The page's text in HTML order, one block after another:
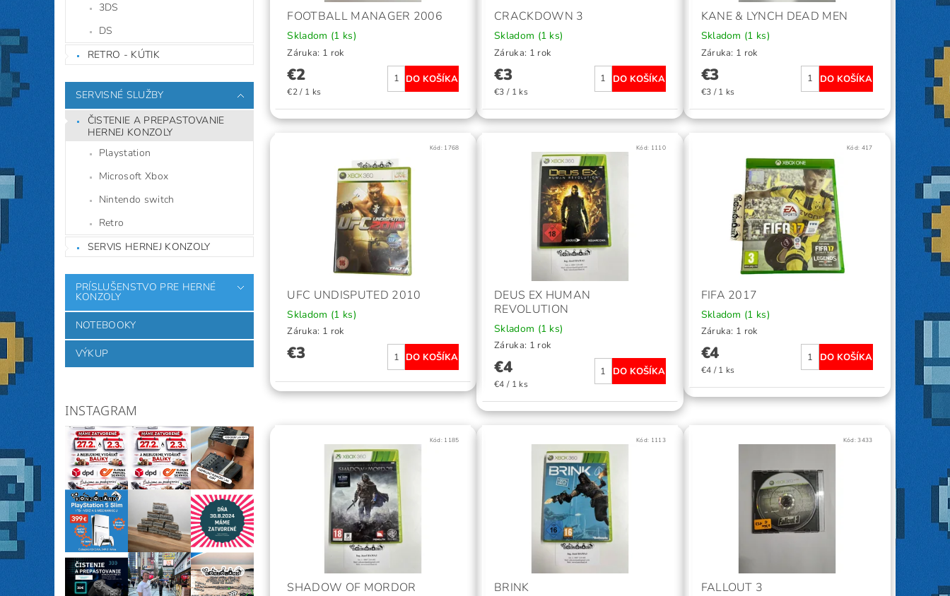
3DS
DS
RETRO - KÚTIK
SERVISNÉ SLUŽBY
ČISTENIE A PREPASTOVANIE
HERNEJ KONZOLY
Playstation
Microsoft Xbox
Nintendo switch
Retro
SERVIS HERNEJ KONZOLY
PRÍSLUŠENSTVO PRE HERNÉ
KONZOLY
NOTEBOOKY
VÝKUP
INSTAGRAM
FOOTBALL MANAGER 2006
Skladom (1 ks)
Záruka: 1 rok
€2
€2 / 1 ks
CRACKDOWN 3
Skladom (1 ks)
Záruka: 1 rok
€3
€3 / 1 ks
KANE & LYNCH DEAD MEN
Skladom (1 ks)
Záruka: 1 rok
€3
€3 / 1 ks
Kód: 1768
UFC UNDISPUTED 2010
Skladom (1 ks)
Záruka: 1 rok
€3
Kód: 1110
DEUS EX HUMAN
REVOLUTION
Skladom (1 ks)
Záruka: 1 rok
€4
€4 / 1 ks
Kód: 417
FIFA 2017
Skladom (1 ks)
Záruka: 1 rok
€4
€4 / 1 ks
Kód: 1185
SHADOW OF MORDOR
Kód: 1113
BRINK
Kód:3433
FALLOUT 3